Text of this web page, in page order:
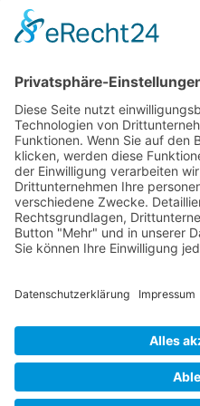
Schweriner Segler-
Werderstraße
Copyright © 2026
Telefon: (03
Fax: (03